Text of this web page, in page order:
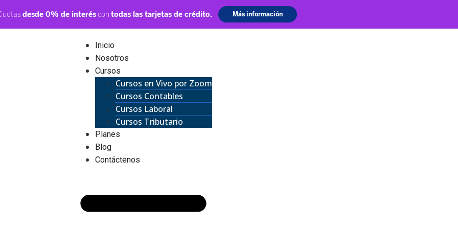
Inicio
Nosotros
Cursos
Cursos en Vivo por Zoom
Cursos Contables
Cursos Laboral
Cursos Tributario
Planes
Blog
Contáctenos